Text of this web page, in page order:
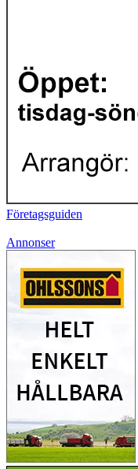
Företagsguiden
Annonser